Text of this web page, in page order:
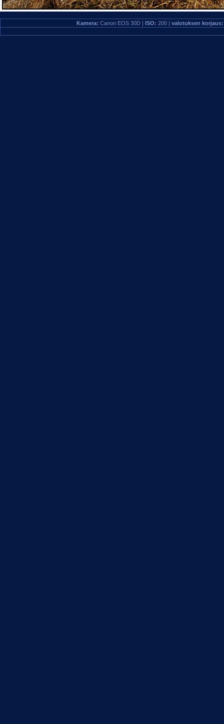
Kamera: Canon EOS 30D | ISO: 200 | valotuksen